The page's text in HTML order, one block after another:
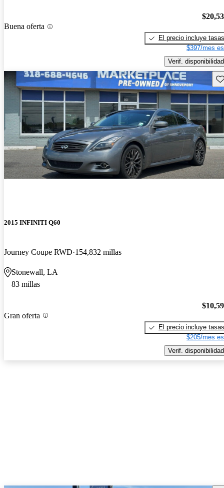
Buena oferta
El precio incluye tasas
$397/mes
Verif. disponibilidad
2015 INFINITI Q60
Journey Coupe RWD 154,832 millas
Stonewall, LA
83 millas
Gran oferta
El precio incluye tasas
$205/mes
Verif. disponibilidad